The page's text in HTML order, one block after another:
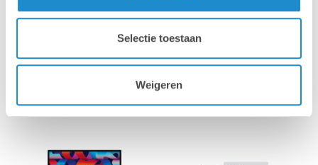
Selectie toestaan
Weigeren
Vraag een offerte aan >